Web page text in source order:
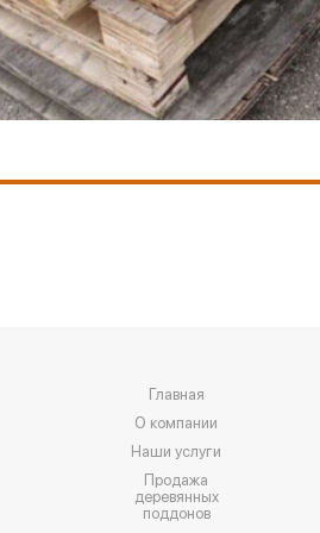
Главная
О компании
Наши услуги
Продажа
деревянных
поддонов